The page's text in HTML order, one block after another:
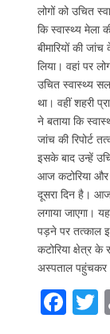
लोगों को उचित
कि स्वास्थ्य
बीमारियों की
लिया। वहां पर
उचित स्वास्थ्य
था। वहीं शहरी
ने बताया कि
जांच की रिपोर्ट
इसके बाद उन्हें
आज कटोरिया और
दूसरा दिन है।
लगाया जाएगा।
पड़ने पर तत्काल
कटोरिया क्षेत्र
अस्पताल पहुंचकर
F